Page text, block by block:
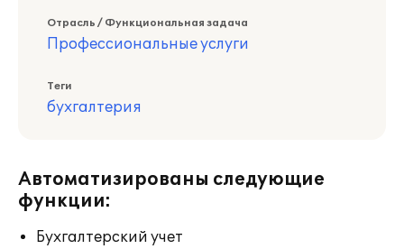
Отрасль / Функциональная задача
Профессиональные услуги
Теги
бухгалтерия
Автоматизированы следующие
функции:
Бухгалтерский учет